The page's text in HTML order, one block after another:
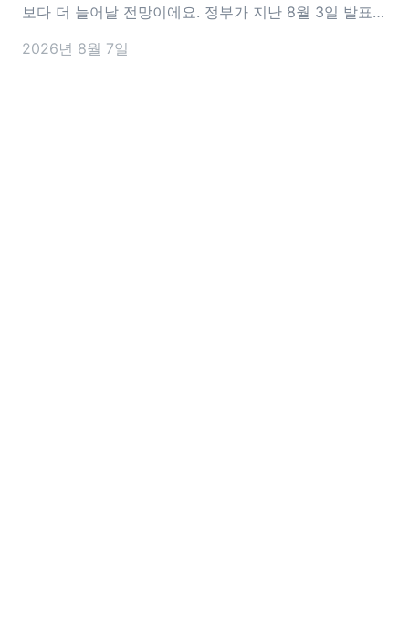
보다 더 늘어날 전망이에요. 정부가 지난 8월 3일 발표한
용이 담겼어요. 공제 대상이 되는 월세 한도는 기존 연
2026년 8월 7일